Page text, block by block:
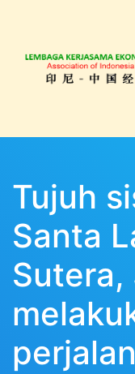
Tujuh
Santa
Sutera,